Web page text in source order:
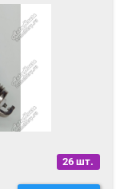
26 шт.